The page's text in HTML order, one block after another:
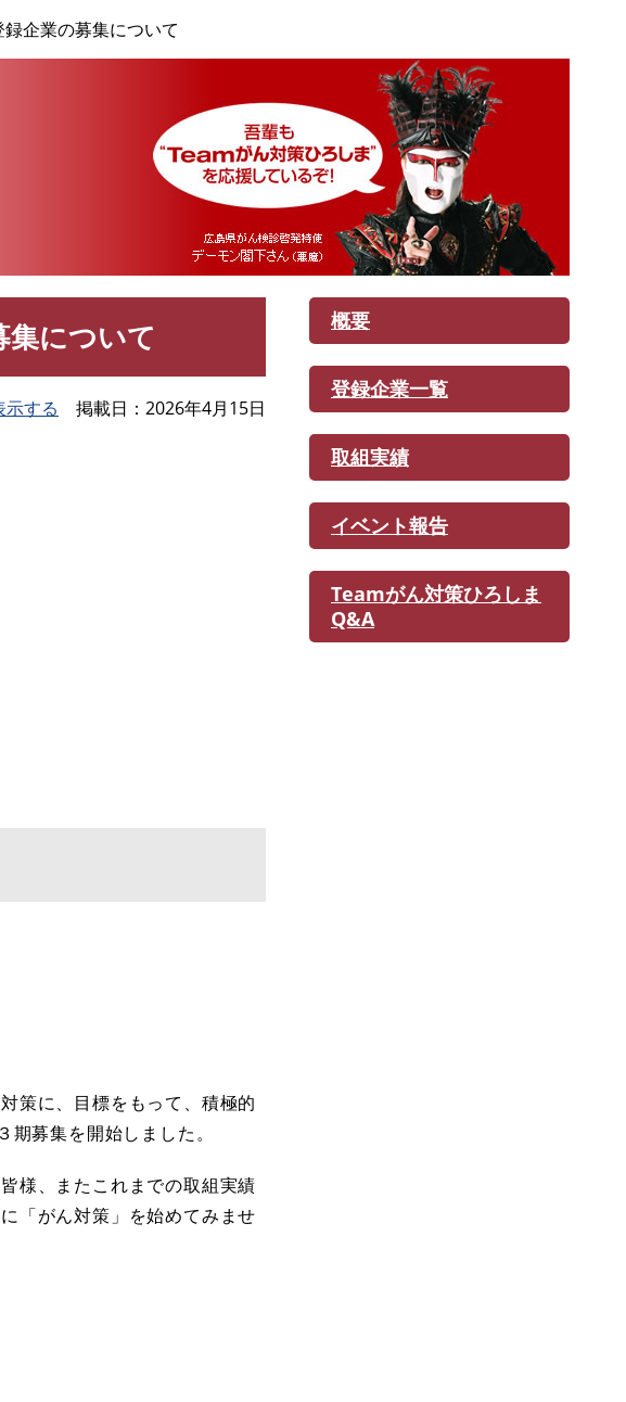
企業の募集について
について
示する 掲載日 2026年4月15日
策に、目標をもって、積極的
募集を開始しました。
様、またこれまでの取組実績
「がん対策」を始めてみませ
概要
登録企業一覧
取組実績
イベント報告
Teamがん対策ひろしま
Q&A